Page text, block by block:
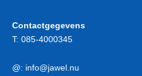
Contactgegevens
T: 085-4000345
@: info@jawel.nu